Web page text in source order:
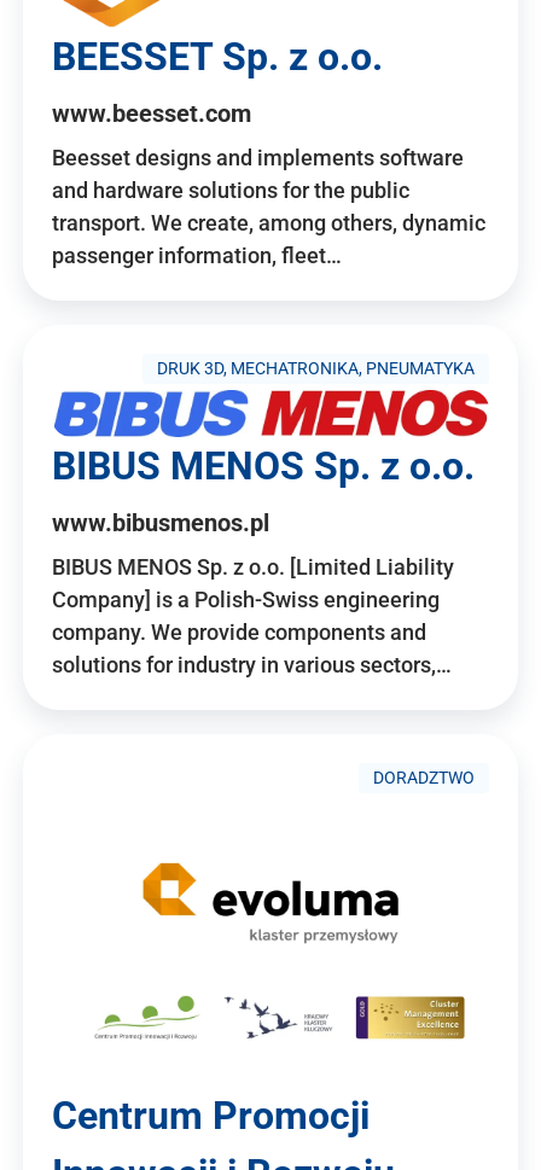
BEESSET Sp. z o.o.
www.beesset.com
Beesset designs and implements software
and hardware solutions for the public
transport. We create, among others, dynamic
passenger information, fleet…
DRUK 3D, MECHATRONIKA, PNEUMATYKA
BIBUS MENOS Sp. z o.o.
www.bibusmenos.pl
BIBUS MENOS Sp. z o.o. [Limited Liability
Company] is a Polish-Swiss engineering
company. We provide components and
solutions for industry in various sectors,…
DORADZTWO
Centrum Promocji